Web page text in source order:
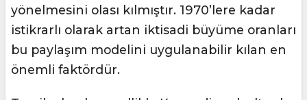
yönelmesini olası kılmıştır. 1970’lere kadar
istikrarlı olarak artan iktisadi büyüme oranları
bu paylaşım modelini uygulanabilir kılan en
önemli faktördür.